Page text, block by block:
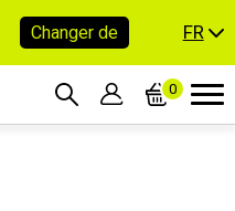
Changer de FR
0